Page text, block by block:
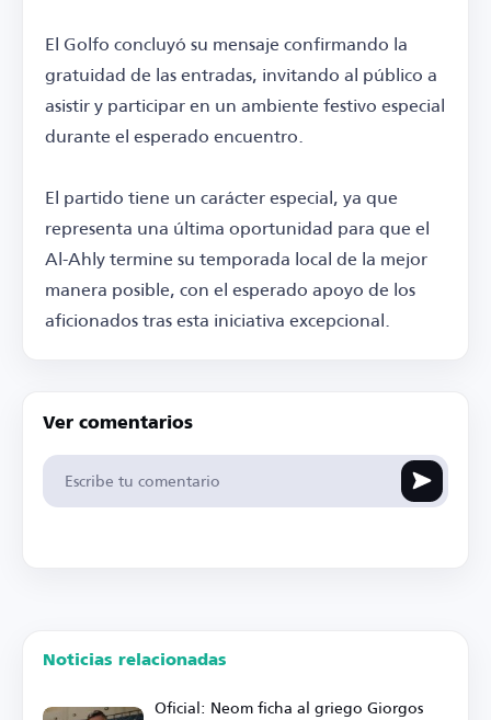
El Golfo concluyó su mensaje confirmando la
gratuidad de las entradas, invitando al público a
asistir y participar en un ambiente festivo especial
durante el esperado encuentro.
El partido tiene un carácter especial, ya que
representa una última oportunidad para que el
Al-Ahly termine su temporada local de la mejor
manera posible, con el esperado apoyo de los
aficionados tras esta iniciativa excepcional.
Ver comentarios
Noticias relacionadas
Oficial: Neom ficha al griego Giorgos